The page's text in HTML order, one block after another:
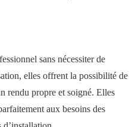
sans nécessiter de
elles offrent la possibilité de
rendu propre et soigné. Elles
aux besoins des